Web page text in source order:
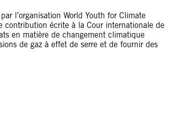
l’organisation World Youth for Climate
contribution écrite à la Cour internationale de
en matière de changement climatique
de gaz à effet de serre et de fournir des